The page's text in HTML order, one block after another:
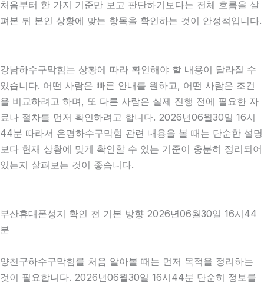
처음부터 한 가지 기준만 보고 판단하기보다는 전체 흐름을 살
펴본 뒤 본인 상황에 맞는 항목을 확인하는 것이 안정적입니다.
강남하수구막힘는 상황에 따라 확인해야 할 내용이 달라질 수
있습니다. 어떤 사람은 빠른 안내를 원하고, 어떤 사람은 조건
을 비교하려고 하며, 또 다른 사람은 실제 진행 전에 필요한 자
료나 절차를 먼저 확인하려고 합니다. 2026년06월30일 16시
44분 따라서 은평하수구막힘 관련 내용을 볼 때는 단순한 설명
보다 현재 상황에 맞게 확인할 수 있는 기준이 충분히 정리되어
있는지 살펴보는 것이 좋습니다.
부산휴대폰성지 확인 전 기본 방향 2026년06월30일 16시44
분
양천구하수구막힘를 처음 알아볼 때는 먼저 목적을 정리하는
것이 필요합니다. 2026년06월30일 16시44분 단순히 정보를